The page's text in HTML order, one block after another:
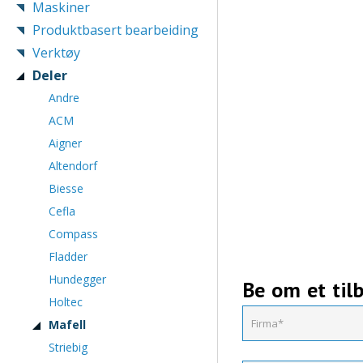
Maskiner
Produktbasert bearbeiding
Verktøy
Deler
Andre
ACM
Aigner
Altendorf
Biesse
Cefla
Compass
Fladder
Hundegger
Holtec
Mafell
Striebig
Be om et